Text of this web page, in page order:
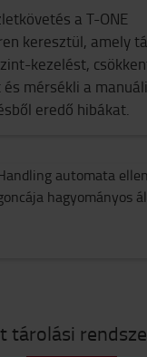
a T-ONE
keresztül, amely
kezelést,
mérsékli a
eredő hibákat.
tárolási